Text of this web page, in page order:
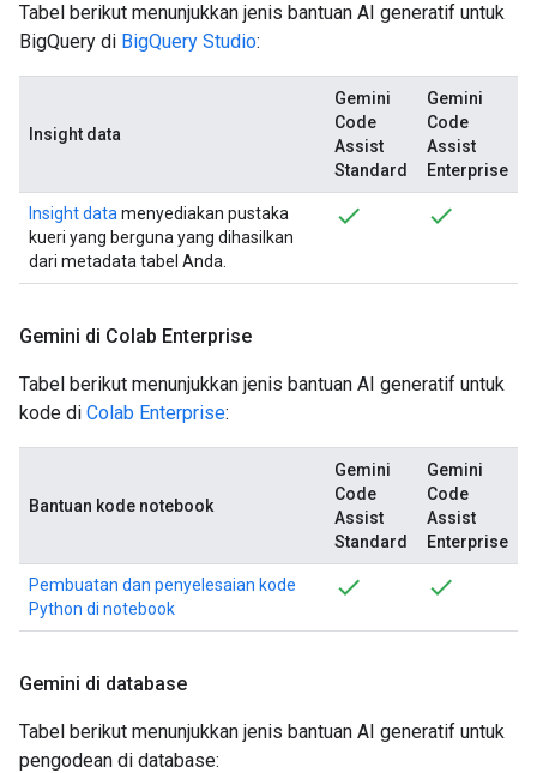
Tabel berikut menunjukkan jenis bantuan AI generatif untuk
BigQuery di BigQuery Studio:
Insight data
Gemini
Code
Assist
Standard
Gemini
Code
Assist
Enterprise
Insight data menyediakan pustaka
kueri yang berguna yang dihasilkan
dari metadata tabel Anda.
Gemini di Colab Enterprise
Tabel berikut menunjukkan jenis bantuan AI generatif untuk
kode di Colab Enterprise:
Bantuan kode notebook
Gemini
Code
Assist
Standard
Gemini
Code
Assist
Enterprise
Pembuatan dan penyelesaian kode
Python di notebook
Gemini di database
Tabel berikut menunjukkan jenis bantuan AI generatif untuk
pengodean di database: